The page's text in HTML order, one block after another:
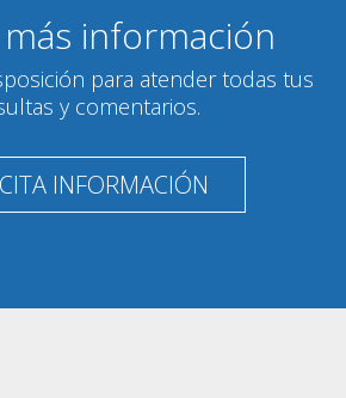
información
para atender todas tus
y comentarios.
INFORMACIÓN